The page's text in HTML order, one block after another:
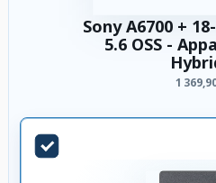
Sony A6700 +
5.6 OSS -
1